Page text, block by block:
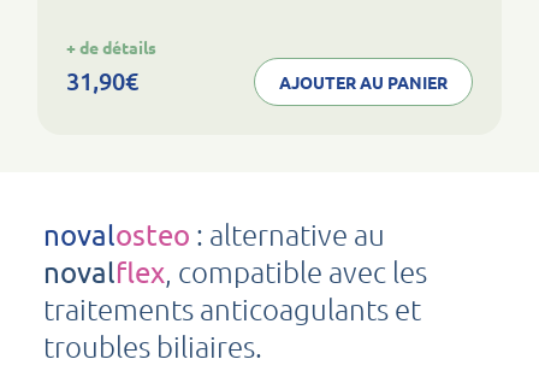
+ de détails
31,90€ AJOUTER AU PANIER
novalosteo : alternative au
novalflex , compatible avec les
traitements anticoagulants et
troubles biliaires.